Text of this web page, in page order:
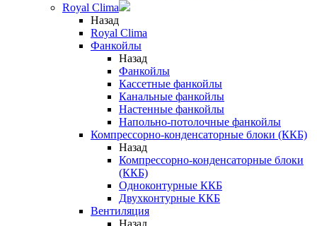
Royal Clima
Назад
Royal Clima
Фанкойлы
Назад
Фанкойлы
Кассетные фанкойлы
Канальные фанкойлы
Настенные фанкойлы
Напольно-потолочные фанкойлы
Компрессорно-конденсаторные блоки (ККБ)
Назад
Компрессорно-конденсаторные блоки
(ККБ)
Одноконтурные ККБ
Двухконтурные ККБ
Вентиляция
Назад